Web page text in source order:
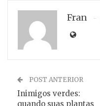
Fran
POST ANTERIOR
Inimigos verdes:
quando suas plantas